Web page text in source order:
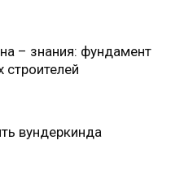
– знания: фундамент
вундеркинда